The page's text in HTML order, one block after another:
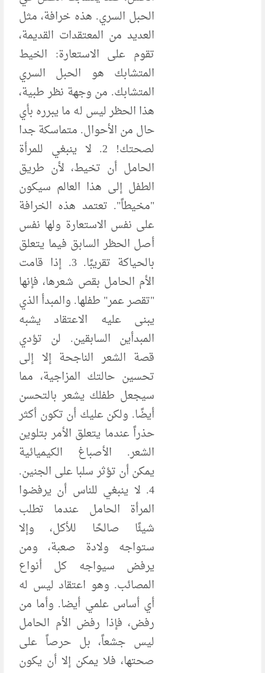
الحبل السري. هذه خرافة، مثل
العديد من المعتقدات القديمة،
تقوم على الاستعارة: الخيط
المتشابك هو الحبل السري
المتشابك. من وجهة نظر طبية،
هذا الحظر ليس له ما يبرره بأي
حال من الأحوال. متماسكة جدا
لصحتك! 2. لا ينبغي للمرأة
الحامل أن تخيط، لأن طريق
الطفل إلى هذا العالم سيكون
"مخيطاً". تعتمد هذه الخرافة
على نفس الاستعارة ولها نفس
أصل الحظر السابق فيما يتعلق
بالحياكة تقريبًا. 3. إذا قامت
الأم الحامل بقص شعرها، فإنها
"تقصر عمر" طفلها. والمبدأ الذي
يبنى عليه الاعتقاد يشبه
المبدأين السابقين. لن تؤدي
قصة الشعر الناجحة إلا إلى
تحسين حالتك المزاجية، مما
سيجعل طفلك يشعر بالتحسن
أيضًا. ولكن عليك أن تكون أكثر
حذراً عندما يتعلق الأمر بتلوين
الشعر. الأصباغ الكيميائية
يمكن أن تؤثر سلبا على الجنين.
4. لا ينبغي للناس أن يرفضوا
المرأة الحامل عندما تطلب
شيئًا صالحًا للأكل، وإلا
ستواجه ولادة صعبة، ومن
يرفض سيواجه كل أنواع
المصائب. وهو اعتقاد ليس له
أي أساس علمي أيضا. وأما من
رفض، فإذا رفض الأم الحامل
ليس جشعاً، بل حرصاً على
صحتها، فلا يمكن إلا أن يكون